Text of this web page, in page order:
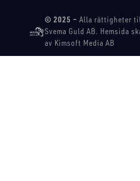
© 2025 – Alla rättigheter
Svema Guld AB. Hemsida
av Kimsoft Media AB